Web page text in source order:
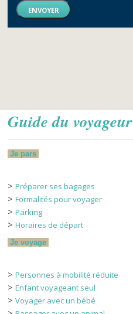
ENVOYER
Guide du voyageur
Je pars
>Préparer ses bagages
>Formalités pour voyager
>Parking
>Horaires de départ
Je voyage
>Personnes à mobilité réduite
>Enfant voyageant seul
>Voyager avec un bébé